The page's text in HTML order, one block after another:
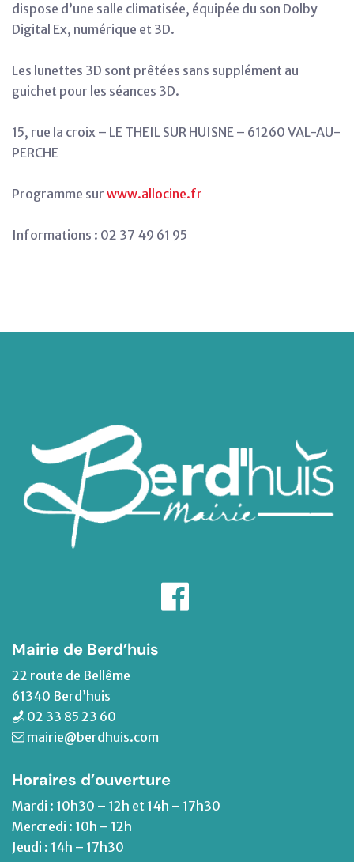
dispose d’une salle climatisée, équipée du son Dolby
Digital Ex, numérique et 3D.
Les lunettes 3D sont prêtées sans supplément au
guichet pour les séances 3D.
15, rue la croix – LE THEIL SUR HUISNE – 61260 VAL-AU-
PERCHE
Programme sur www.allocine.fr
Informations : 02 37 49 61 95
Mairie de Berd’huis
22 route de Bellême
61340 Berd’huis
02 33 85 23 60
mairie@berdhuis.com
Horaires d’ouverture
Mardi : 10h30 – 12h et 14h – 17h30
Mercredi : 10h – 12h
Jeudi : 14h – 17h30